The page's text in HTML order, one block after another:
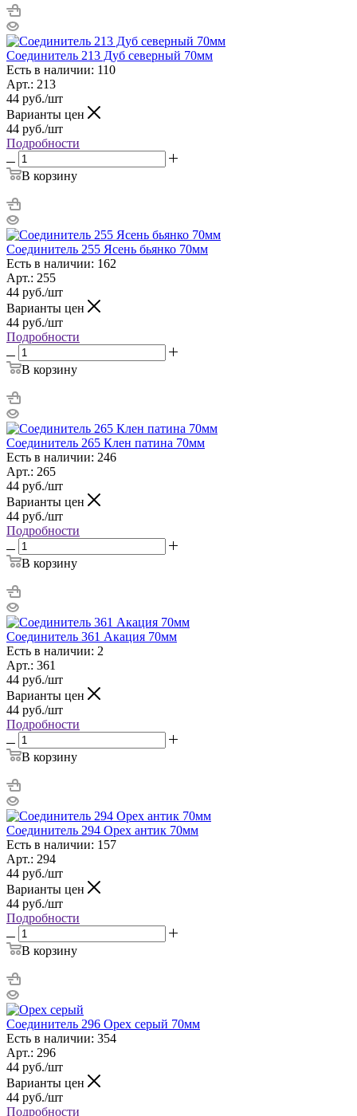
Соединитель 213 Дуб северный 70мм
Есть в наличии: 110
Арт.: 213
44 руб./шт
Варианты цен
44 руб./шт
Подробности
В корзину
Соединитель 255 Ясень бьянко 70мм
Есть в наличии: 162
Арт.: 255
44 руб./шт
Варианты цен
44 руб./шт
Подробности
В корзину
Соединитель 265 Клен патина 70мм
Есть в наличии: 246
Арт.: 265
44 руб./шт
Варианты цен
44 руб./шт
Подробности
В корзину
Соединитель 361 Акация 70мм
Есть в наличии: 2
Арт.: 361
44 руб./шт
Варианты цен
44 руб./шт
Подробности
В корзину
Соединитель 294 Орех антик 70мм
Есть в наличии: 157
Арт.: 294
44 руб./шт
Варианты цен
44 руб./шт
Подробности
В корзину
Соединитель 296 Орех серый 70мм
Есть в наличии: 354
Арт.: 296
44 руб./шт
Варианты цен
44 руб./шт
Подробности